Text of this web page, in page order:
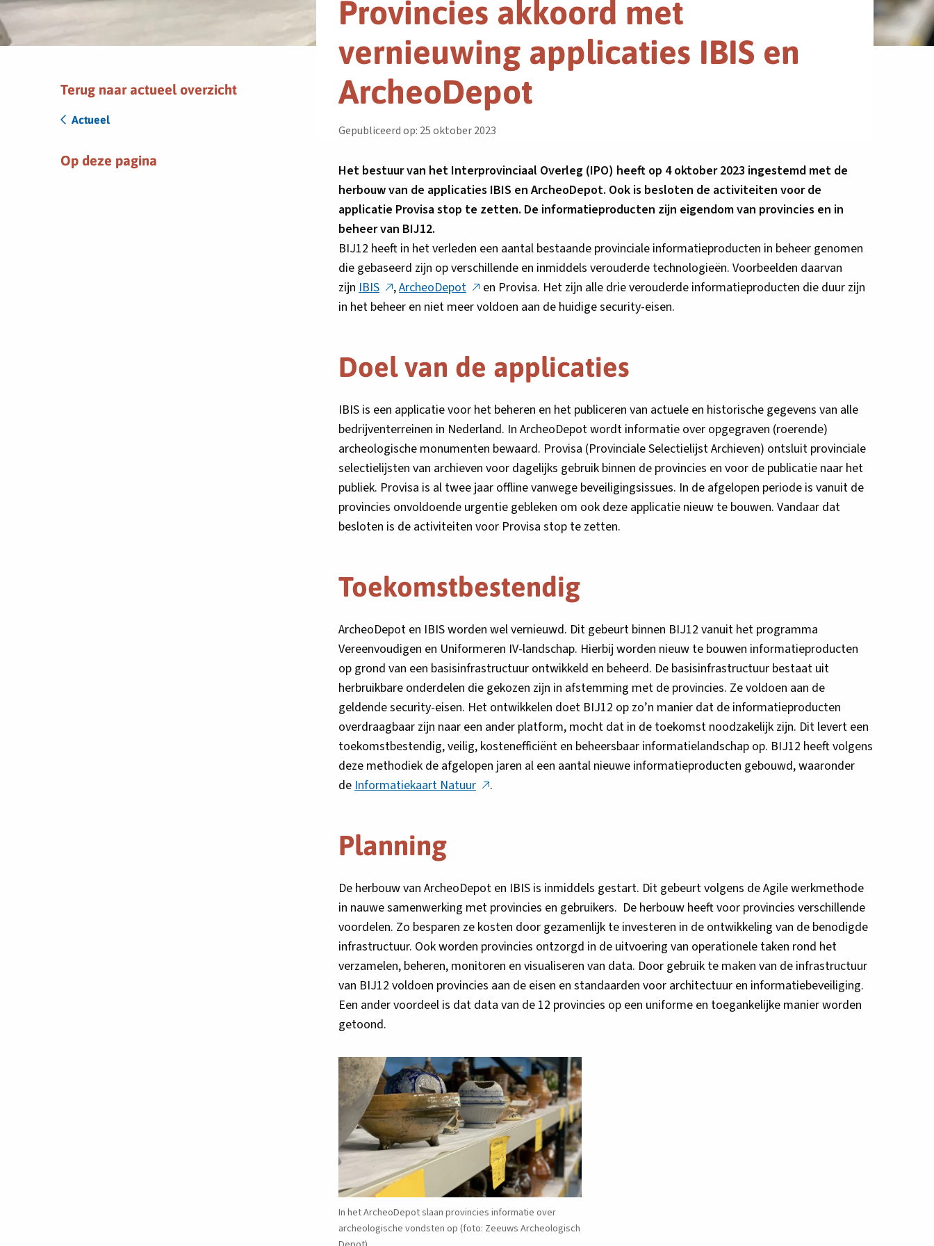
Terug naar actueel overzicht
Actueel
Op deze pagina
Provincies akkoord met
vernieuwing applicaties IBIS en
ArcheoDepot
Gepubliceerd op: 25 oktober 2023
Het bestuur van het Interprovinciaal Overleg (IPO) heeft op 4 oktober 2023 ingestemd met de
herbouw van de applicaties IBIS en ArcheoDepot. Ook is besloten de activiteiten voor de
applicatie Provisa stop te zetten. De informatieproducten zijn eigendom van provincies en in
beheer van BIJ12.
BIJ12 heeft in het verleden een aantal bestaande provinciale informatieproducten in beheer genomen
die gebaseerd zijn op verschillende en inmiddels verouderde technologieën. Voorbeelden daarvan
zijn IBISDeze
link
een
tabblad
,ArcheoDepotDeze
link
een
tabblad
en Provisa. Het zijn alle drie verouderde informatieproducten die duur zijn
in het beheer en niet meer voldoen aan de huidige security-eisen.
Doel van de applicaties
IBIS is een applicatie voor het beheren en het publiceren van actuele en historische gegevens van alle
bedrijventerreinen in Nederland. In ArcheoDepot wordt informatie over opgegraven (roerende)
archeologische monumenten bewaard. Provisa (Provinciale Selectielijst Archieven) ontsluit provinciale
selectielijsten van archieven voor dagelijks gebruik binnen de provincies en voor de publicatie naar het
publiek. Provisa is al twee jaar offline vanwege beveiligingsissues. In de afgelopen periode is vanuit de
provincies onvoldoende urgentie gebleken om ook deze applicatie nieuw te bouwen. Vandaar dat
besloten is de activiteiten voor Provisa stop te zetten.
Toekomstbestendig
ArcheoDepot en IBIS worden wel vernieuwd. Dit gebeurt binnen BIJ12 vanuit het programma
Vereenvoudigen en Uniformeren IV-landschap. Hierbij worden nieuw te bouwen informatieproducten
op grond van een basisinfrastructuur ontwikkeld en beheerd. De basisinfrastructuur bestaat uit
herbruikbare onderdelen die gekozen zijn in afstemming met de provincies. Ze voldoen aan de
geldende security-eisen. Het ontwikkelen doet BIJ12 op zo’n manier dat de informatieproducten
overdraagbaar zijn naar een ander platform, mocht dat in de toekomst noodzakelijk zijn. Dit levert een
toekomstbestendig, veilig, kostenefficiënt en beheersbaar informatielandschap op. BIJ12 heeft volgens
deze methodiek de afgelopen jaren al een aantal nieuwe informatieproducten gebouwd, waaronder
deInformatiekaart NatuurDeze
nieuw
tabblad
.
Planning
De herbouw van ArcheoDepot en IBIS is inmiddels gestart. Dit gebeurt volgens de Agile werkmethode
in nauwe samenwerking met provincies en gebruikers. De herbouw heeft voor provincies verschillende
voordelen. Zo besparen ze kosten door gezamenlijk te investeren in de ontwikkeling van de benodigde
infrastructuur. Ook worden provincies ontzorgd in de uitvoering van operationele taken rond het
verzamelen, beheren, monitoren en visualiseren van data. Door gebruik te maken van de infrastructuur
van BIJ12 voldoen provincies aan de eisen en standaarden voor architectuur en informatiebeveiliging.
Een ander voordeel is dat data van de 12 provincies op een uniforme en toegankelijke manier worden
getoond.
In het ArcheoDepot slaan provincies informatie over
archeologische vondsten op (foto: Zeeuws Archeologisch